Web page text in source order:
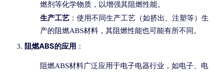
燃剂等化学物质，以增强其阻燃性能。
生产工艺：使用不同生产工艺（如挤出、注塑等）生
产的阻燃ABS材料，其阻燃性能也可能有所不同。
阻燃ABS的应用 ：
阻燃ABS材料广泛应用于电子电器行业，如电子、电